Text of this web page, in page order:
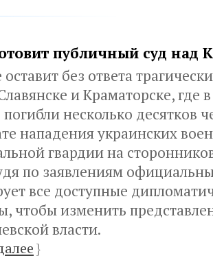
публичный суд над
без ответа
и Краматорске, где
несколько десятков
нападения украинских
гвардии на
по заявлениям
все доступные
чтобы изменить
власти.
}